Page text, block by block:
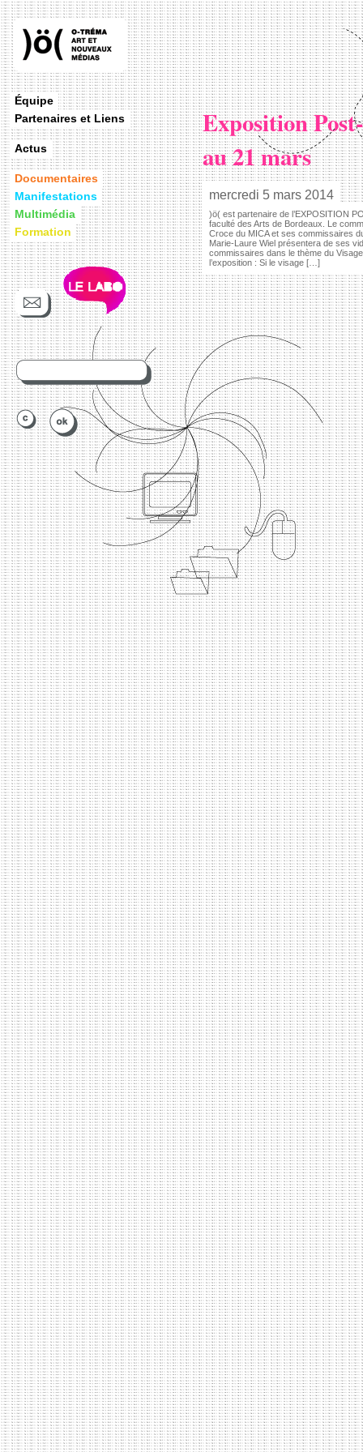
Exposition
au 21 mars
mercredi 5 mars 2014
)ö( est partenaire de l’EXPOSITION
faculté des Arts de Bordeaux. Le
Croce du MICA et ses commissaires
Marie-Laure Wiel présentera de ses
commissaires dans le thème du
l’exposition : Si le visage […]
Équipe
Partenaires et Liens
Actus
Documentaires
Manifestations
Multimédia
Formation